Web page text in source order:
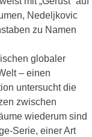
Nedeljkovic
zu Namen
globaler
– einen
untersucht die
zwischen
wiederum sind
Serie, einer Art